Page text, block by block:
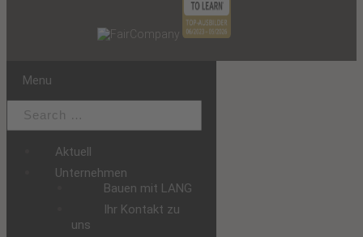
Menu
Aktuell
Unternehmen
Bauen mit LANG
Ihr Kontakt zu
uns